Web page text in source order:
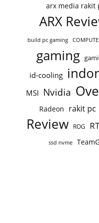
arx media rakit
ARX
build pc gaming
gaming
id-cooling
MSI Nvidia
Radeon rakit pc
Review ROG
ssd nvme